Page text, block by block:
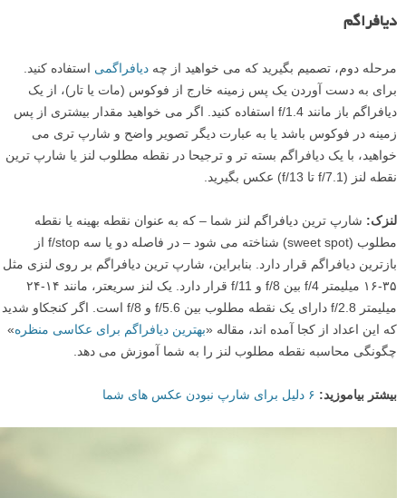
دیافراگم
مرحله دوم، تصمیم بگیرید که می خواهید از چه دیافراگمی استفاده کنید.
برای به دست آوردن یک پس زمینه خارج از فوکوس (مات یا تار)، از یک
دیافراگم باز مانند f/1.4 استفاده کنید. اگر می خواهید مقدار بیشتری از پس
زمینه در فوکوس باشد یا به عبارت دیگر تصویر واضح و شارپ تری می
خواهید، با یک دیافراگم بسته تر و ترجیحا در نقطه مطلوب لنز یا شارپ ترین
نقطه لنز (f/7.1 تا f/13) عکس بگیرید.
لنزک: شارپ ترین دیافراگم لنز شما – که به عنوان نقطه بهینه یا نقطه
مطلوب (sweet spot) شناخته می شود – در فاصله دو یا سه f/stop از
بازترین دیافراگم قرار دارد. بنابراین، شارپ ترین دیافراگم بر روی لنزی مثل
۳۵-۱۶ میلیمتر f/4 بین f/8 و f/11 قرار دارد. یک لنز سریعتر، مانند ۱۴-۲۴
میلیمتر f/2.8 دارای یک نقطه مطلوب بین f/5.6 و f/8 است. اگر کنجکاو شدید
که این اعداد از کجا آمده اند، مقاله «بهترین دیافراگم برای عکاسی منظره»
چگونگی محاسبه نقطه مطلوب لنز را به شما آموزش می دهد.
بیشتر بیاموزید: ۶ دلیل برای شارپ نبودن عکس های شما